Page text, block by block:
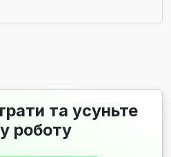
та усуньте
роботу